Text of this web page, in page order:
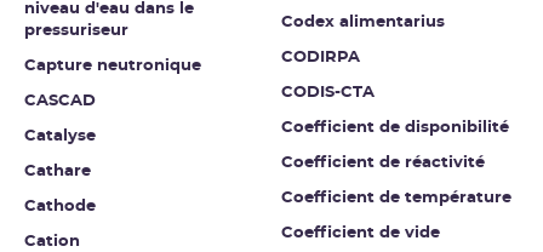
niveau d'eau dans le
pressuriseur
Capture neutronique
CASCAD
Catalyse
Cathare
Cathode
Cation
Codex alimentarius
CODIRPA
CODIS-CTA
Coefficient de disponibilité
Coefficient de réactivité
Coefficient de température
Coefficient de vide